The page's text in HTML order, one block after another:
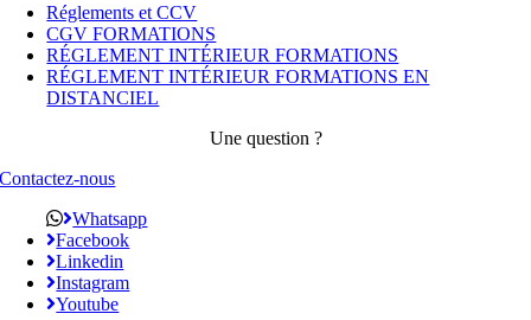
Réglements et CCV
CGV FORMATIONS
RÉGLEMENT INTÉRIEUR FORMATIONS
RÉGLEMENT INTÉRIEUR FORMATIONS EN
DISTANCIEL
Une question ?
Contactez-nous
Whatsapp
Facebook
Linkedin
Instagram
Youtube